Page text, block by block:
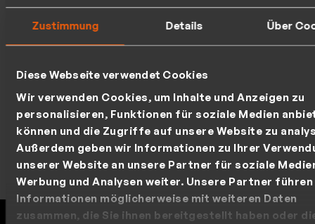
Zustimmung Details Über
Diese Webseite verwendet Cookies
Wir verwenden Cookies, um Inhalte und Anzeigen zu
personalisieren, Funktionen für soziale Medien
können und die Zugriffe auf unsere Website zu
Außerdem geben wir Informationen zu Ihrer
unserer Website an unsere Partner für soziale
Werbung und Analysen weiter. Unsere Partner
Informationen möglicherweise mit weiteren Daten
zusammen, die Sie ihnen bereitgestellt haben oder